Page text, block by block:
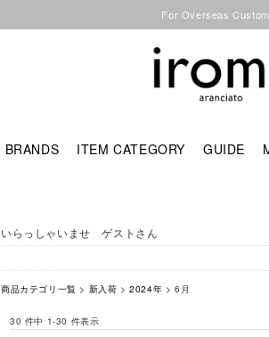
For Overseas
BRANDS ITEM CATEGORY GUIDE
いらっしゃいませ ゲストさん
商品カテゴリ一覧 > 新入荷 >2024年 > 6月
30 件中 1-30 件表示